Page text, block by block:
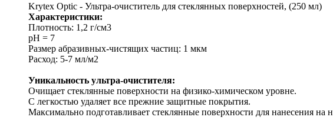
Krytex Optic - Ультра-очиститель для стеклянных поверхностей, (250 мл)
Характеристики:
Плотность: 1,2 г/см3
pH = 7
Размер абразивных-чистящих частиц: 1 мкм
Расход: 5-7 мл/м2
Уникальность ультра-очистителя:
Очищает стеклянные поверхности на физико-химическом уровне.
С легкостью удаляет все прежние защитные покрытия.
Максимально подготавливает стеклянные поверхности для нанесения